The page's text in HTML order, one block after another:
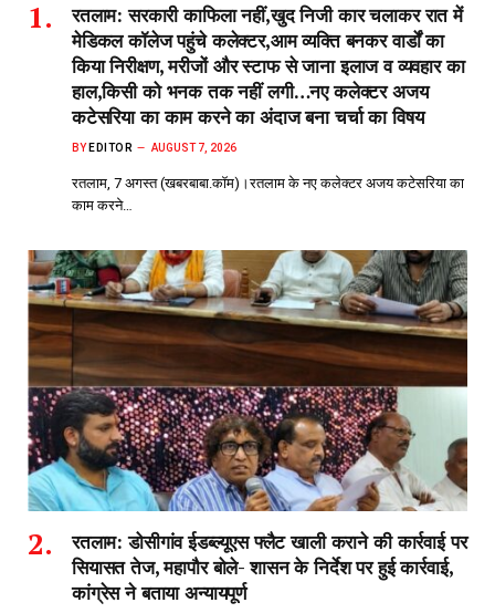
रतलाम: सरकारी काफिला नहीं,खुद निजी कार चलाकर रात में
मेडिकल कॉलेज पहुंचे कलेक्टर,आम व्यक्ति बनकर वार्डों का
किया निरीक्षण, मरीजों और स्टाफ से जाना इलाज व व्यवहार का
हाल,किसी को भनक तक नहीं लगी…नए कलेक्टर अजय
कटेसरिया का काम करने का अंदाज बना चर्चा का विषय
BY EDITOR AUGUST 7, 2026
रतलाम, 7 अगस्त (खबरबाबा.कॉम)।रतलाम के नए कलेक्टर अजय कटेसरिया का
काम करने…
रतलाम: डोसीगांव ईडब्ल्यूएस फ्लैट खाली कराने की कार्रवाई पर
सियासत तेज, महापौर बोले- शासन के निर्देश पर हुई कार्रवाई,
कांग्रेस ने बताया अन्यायपूर्ण